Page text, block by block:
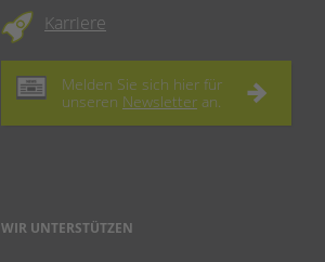
Karriere
Melden Sie sich hier für
unseren Newsletter an.
WIR UNTERSTÜTZEN